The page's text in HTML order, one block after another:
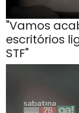
"Vamos
escritórios
STF"